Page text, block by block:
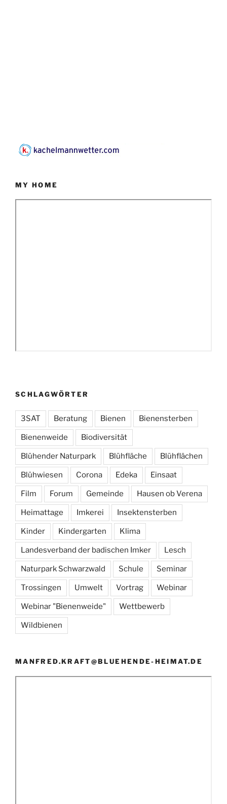
MY HOME
SCHLAGWÖRTER
3SAT Beratung Bienen Bienensterben
Bienenweide Biodiversität
Blühender Naturpark Blühfläche Blühflächen
Blühwiesen Corona Edeka Einsaat
Film Forum Gemeinde Hausen ob Verena
Heimattage Imkerei Insektensterben
Kinder Kindergarten Klima
Landesverband der badischen Imker Lesch
Naturpark Schwarzwald Schule Seminar
Trossingen Umwelt Vortrag Webinar
Webinar "Bienenweide" Wettbewerb
Wildbienen
MANFRED.KRAFT@BLUEHENDE-HEIMAT.DE